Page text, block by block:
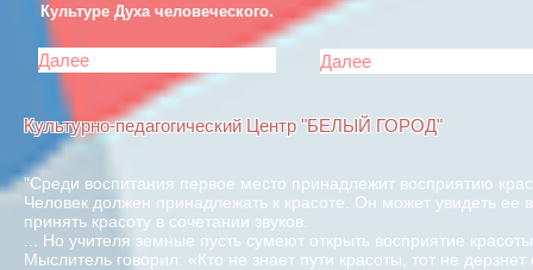
Культуре Духа человеческого.
Далее Далее
Культурно-педагогический Центр "БЕЛЫЙ ГОРОД"
"Среди воспитания первое место принадлежит восприятию
Человек должен принадлежать к красоте. Он может увидеть
принять красоту в сочетании звуков.
... Но учителя земные пусть сумеют открыть восприятие
Мыслитель говорил: «Кто не знает пути красоты, тот не